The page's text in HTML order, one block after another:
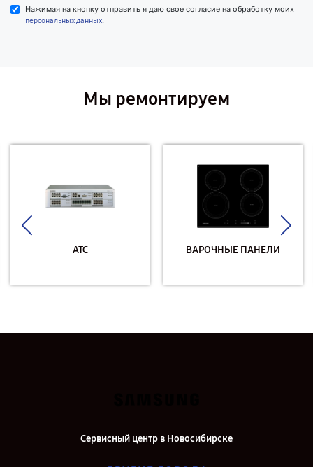
Нажимая на кнопку отправить я даю свое согласие на обработку моих
персональных данных.
Мы ремонтируем
АТС ВАРОЧНЫЕ ПАНЕЛИ
Сервисный центр в Новосибирске